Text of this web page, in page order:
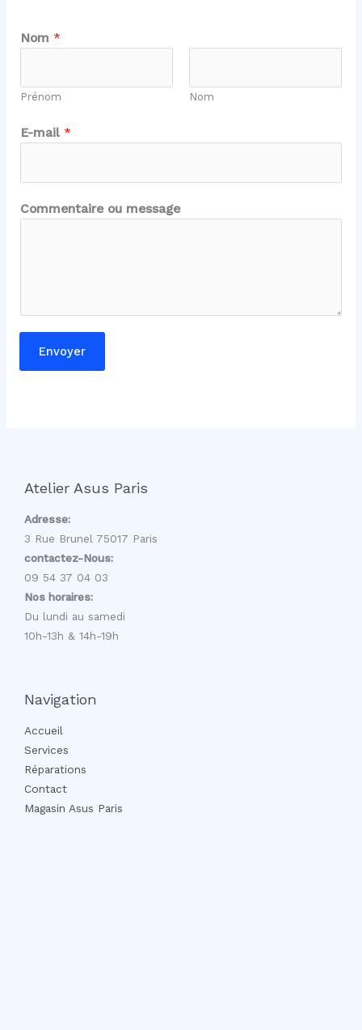
m
e
s
g
e
E
-
m
Nom *
Prénom Nom
E-mail *
Commentaire ou message
Envoyer
Atelier Asus Paris
Adresse:
3 Rue Brunel 75017 Paris
contactez-Nous:
09 54 37 04 03
Nos horaires:
Du lundi au samedi
10h-13h & 14h-19h
Navigation
Accueil
Services
Réparations
Contact
Magasin Asus Paris